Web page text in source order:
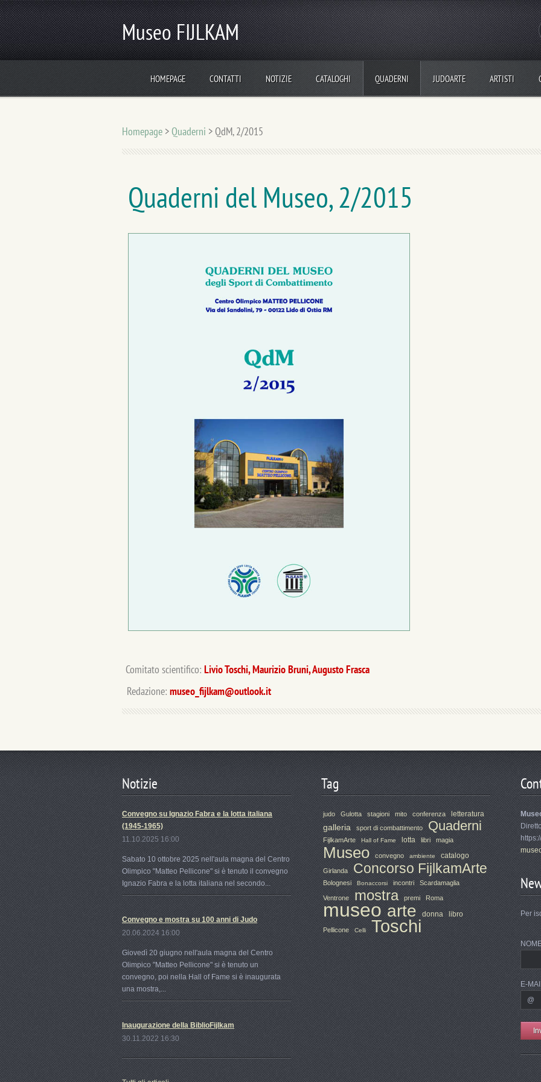
Museo FIJLKAM
HOMEPAGE CONTATTI NOTIZIE CATALOGHI QUADERNI JUDOARTE ARTISTI
Homepage >Quaderni >QdM, 2/2015
Quaderni del Museo, 2/2015
Comitato scientifico: Livio Toschi, Maurizio Bruni, Augusto Frasca
Redazione: museo_fijlkam@outlook.it
Notizie
Convegno su Ignazio Fabra e la lotta italiana
(1945-1965)
11.10.2025 16:00
Sabato 10 ottobre 2025 nell'aula magna del Centro
Olimpico "Matteo Pellicone" si è tenuto il convegno
Ignazio Fabra e la lotta italiana nel secondo...
Convegno e mostra su 100 anni di Judo
20.06.2024 16:00
Giovedì 20 giugno nell'aula magna del Centro
Olimpico "Matteo Pellicone" si è tenuto un
convegno, poi nella Hall of Fame si è inaugurata
una mostra,...
Inaugurazione della BiblioFijlkam
30.11.2022 16:30
Tag
judo Gulotta stagioni mito conferenza letteratura
galleria sport di combattimento Quaderni
FijlkamArte Hall of Fame lotta libri magia
Museo convegno ambiente catalogo
Girlanda Concorso FijlkamArte
Bolognesi Bonaccorsi incontri Scardamaglia
Ventrone mostra premi Roma
museo arte donna libro
Pellicone Celli Toschi
Per
E-